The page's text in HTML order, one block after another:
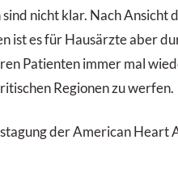
nicht klar. Nach Ansicht
ist es für Hausärzte aber
Patienten immer mal
Regionen zu werfen.
der American Heart